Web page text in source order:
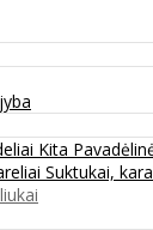
Kita
Suktukai,